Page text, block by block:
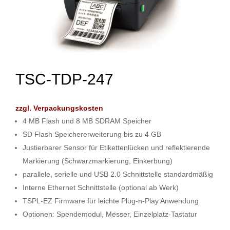
TSC-TDP-247
zzgl. Verpackungskosten
4 MB Flash und 8 MB SDRAM Speicher
SD Flash Speichererweiterung bis zu 4 GB
Justierbarer Sensor für Etikettenlücken und reflektierende
Markierung (Schwarzmarkierung, Einkerbung)
parallele, serielle und USB 2.0 Schnittstelle standardmäßig
Interne Ethernet Schnittstelle (optional ab Werk)
TSPL-EZ Firmware für leichte Plug-n-Play Anwendung
Optionen: Spendemodul, Messer, Einzelplatz-Tastatur